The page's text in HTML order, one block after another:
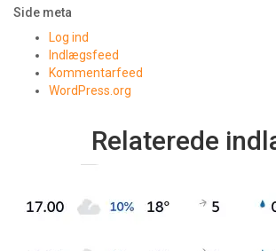
Side meta
Log ind
Indlægsfeed
Kommentarfeed
WordPress.org
Relaterede